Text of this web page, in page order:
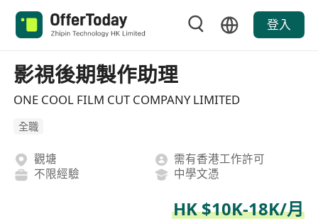
登入
影視後期製作助理
ONE COOL FILM CUT COMPANY LIMITED
全職
觀塘
需有香港工作許可
不限經驗
中學文憑
HK $10K-18K/月